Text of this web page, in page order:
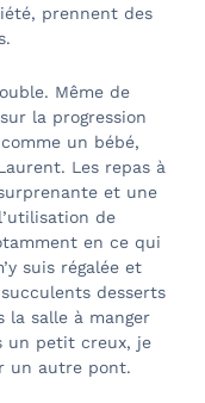
prennent des
Même de
la progression
un bébé,
Les repas à
et une
de
en ce qui
suis régalée et
desserts
la salle à manger
un petit creux, je
un autre pont.